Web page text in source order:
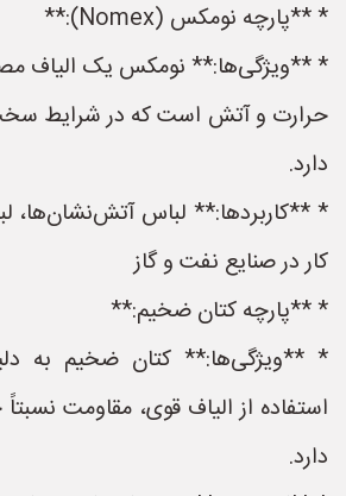
* **پارچه نومکس (Nomex):**
* **ویژگی‌ها:** نومکس یک الیاف
حرارت و آتش است که در شرایط
دارد.
* **کاربردها:** لباس آتش‌نشان‌ها،
کار در صنایع نفت و گاز
* **پارچه کتان ضخیم:**
* **ویژگی‌ها:** کتان ضخیم به
استفاده از الیاف قوی، مقاومت نسبتاً
دارد.